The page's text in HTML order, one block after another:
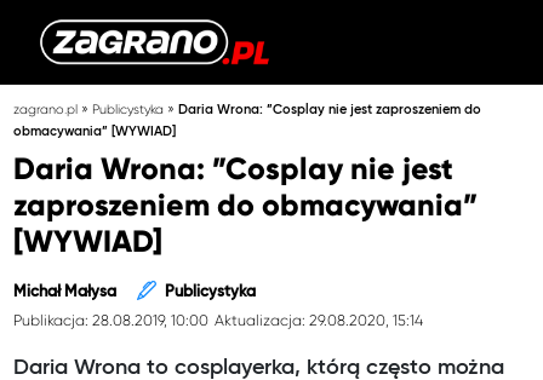
zagrano.pl » Publicystyka »Daria Wrona: ”Cosplay nie jest zaproszeniem do
obmacywania” [WYWIAD]
Daria Wrona: ”Cosplay nie jest
zaproszeniem do obmacywania”
[WYWIAD]
Michał Małysa Publicystyka
Publikacja: 28.08.2019, 10:00 Aktualizacja: 29.08.2020, 15:14
Daria Wrona to cosplayerka, którą często można